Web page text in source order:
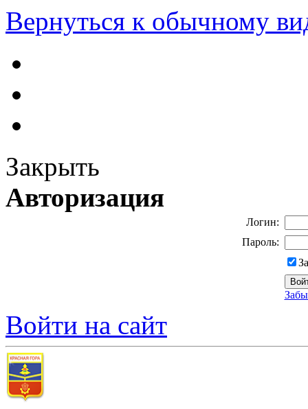
Вернуться к обычному
Закрыть
Авторизация
Логин:
Пароль:
Войти на сайт